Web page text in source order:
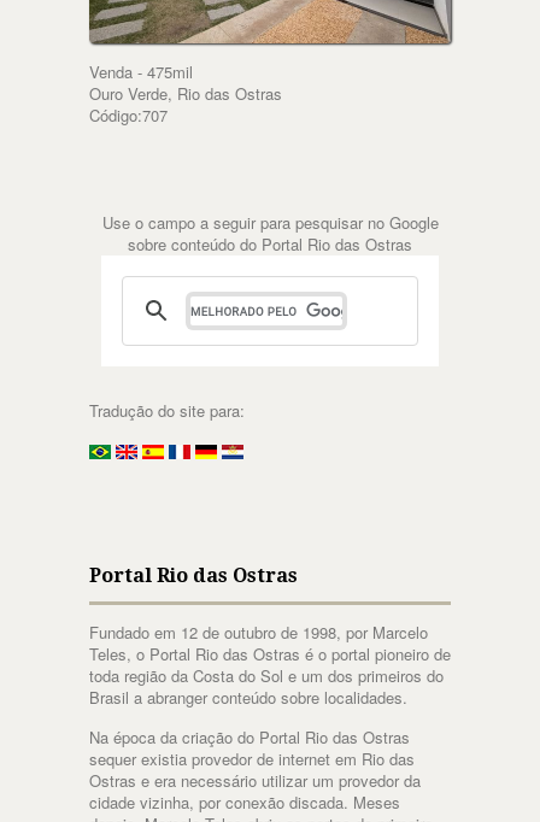
Venda - 475mil
Ouro Verde, Rio das Ostras
Código:707
Use o campo a seguir para pesquisar no Google
sobre conteúdo do Portal Rio das Ostras
Tradução do site para:
Portal Rio das Ostras
Fundado em 12 de outubro de 1998, por Marcelo
Teles, o Portal Rio das Ostras é o portal pioneiro de
toda região da Costa do Sol e um dos primeiros do
Brasil a abranger conteúdo sobre localidades.
Na época da criação do Portal Rio das Ostras
sequer existia provedor de internet em Rio das
Ostras e era necessário utilizar um provedor da
cidade vizinha, por conexão discada. Meses